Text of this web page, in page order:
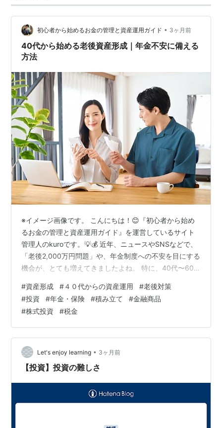
初心者から始めるお金の管理と資産運用ガイド • 3ヶ月前
40代から始める老後資産形成｜年金不安に備える
方法
※イメージ画像です。 こんにちは！😊『初心者から始め
るお金の管理と資産運用ガイド』を運営しているサイト
管理人のkuroです。💡💰 近年、ニュースやSNSなどで、
「老後2,000万円問題」や、年金制度への不安を目にする
機会が、とても増えてきましたよね。 特に、40代〜60
の？✅ 年金だけで生活できるの？✅ 今からでも資産形成
は間に合う？✅ NISAやiDeCoは始めた方がいい？ このよ
うな悩みや不安を感じている方も、非常に多いのではな
いでしょうか📉 しかし実際には、正しい知識と準備を身
につけることで、老後への不安を大きく軽減できる可能
性があり…
#資産形成 #４０代からの資産運用 #老後対策
#投資 #年金・保険 #積み立て #金融商品
#株式投資 #税金
Let's enjoy learning • 3ヶ月前
【投資】投資の難しさ